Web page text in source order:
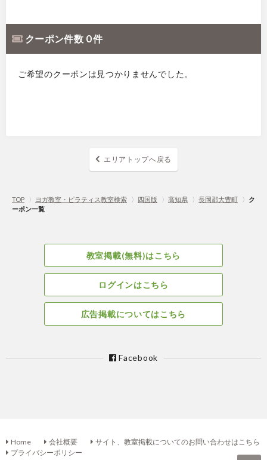
クーポン件数 0 件
ご希望のクーポンは見つかりませんでした。
エリアトップへ戻る
TOP 〉 ヨガ教室・ピラティス教室検索 〉 四国版 〉 高知県 〉 長岡郡大豊町 〉 ク
ーポン一覧
教室掲載(無料)はこちら
ログインはこちら
広告掲載についてはこちら
Facebook
Home 会社概要
サイト、教室掲載についてのお問い合わせはこちら
プライバシーポリシー